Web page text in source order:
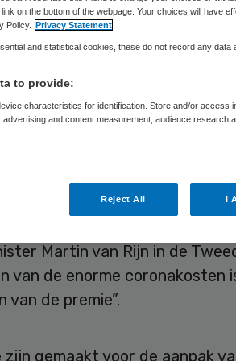
gaat het komende jaar
Sommige externe
van de hoge coronakosten.
Martin van Rijn in de
van de enorme coronakosten
van de premie”.
zijn gemaakt voor de aanpak
on the bottom of the webpage. Your choices will have
Policy. Privacy Statement
and statistical cookies, these do not record any data
to provide:
characteristics for identification. Store and/or access
and content measurement, audience research
Reject All I